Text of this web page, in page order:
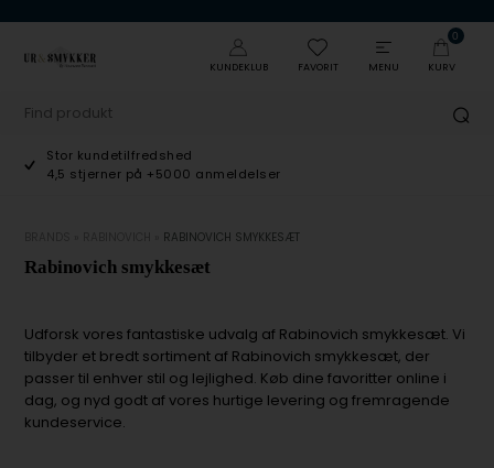
KUNDEKLUB FAVORIT MENU
0
KURV
Stor kundetilfredshed
4,5 stjerner på +5000 anmeldelser
RABINOVICH SMYKKESÆT
Rabinovich smykkesæt
Udforsk vores fantastiske udvalg af Rabinovich smykkesæt. Vi
tilbyder et bredt sortiment af Rabinovich smykkesæt, der
passer til enhver stil og lejlighed. Køb dine favoritter online i
dag, og nyd godt af vores hurtige levering og fremragende
kundeservice.